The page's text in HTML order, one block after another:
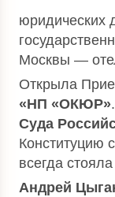
юридических
Москвы —
Открыла
«НП «ОКЮР»
Суда
Конституцию
всегда
Андрей